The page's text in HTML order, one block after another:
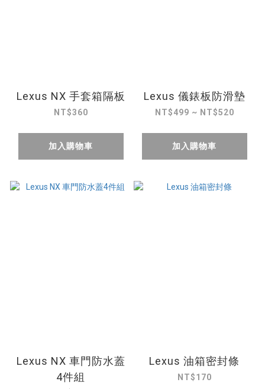
Lexus NX 手套箱隔板
NT$360
加入購物車
Lexus 儀錶板防滑墊
NT$499 ~ NT$520
加入購物車
Lexus NX 車門防水蓋
4件組
Lexus 油箱密封條
NT$170